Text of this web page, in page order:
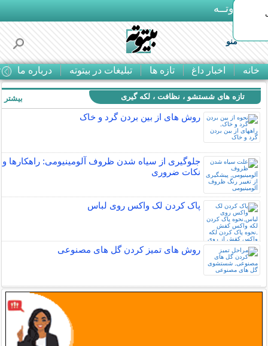
بـیتوتــه
منو
خانه اخبار داغ تازه ها تبلیغات در بیتوته درباره ما
تازه های شستشو ، نظافت ، لکه گیری
روش های از بين بردن گرد و خاک
جلوگیری از سیاه شدن ظروف آلومینیومی: راهکارها و
نکات ضروری
پاک کردن لک واکس روی لباس
روش های تمیز کردن گل های مصنوعی
بیشتر